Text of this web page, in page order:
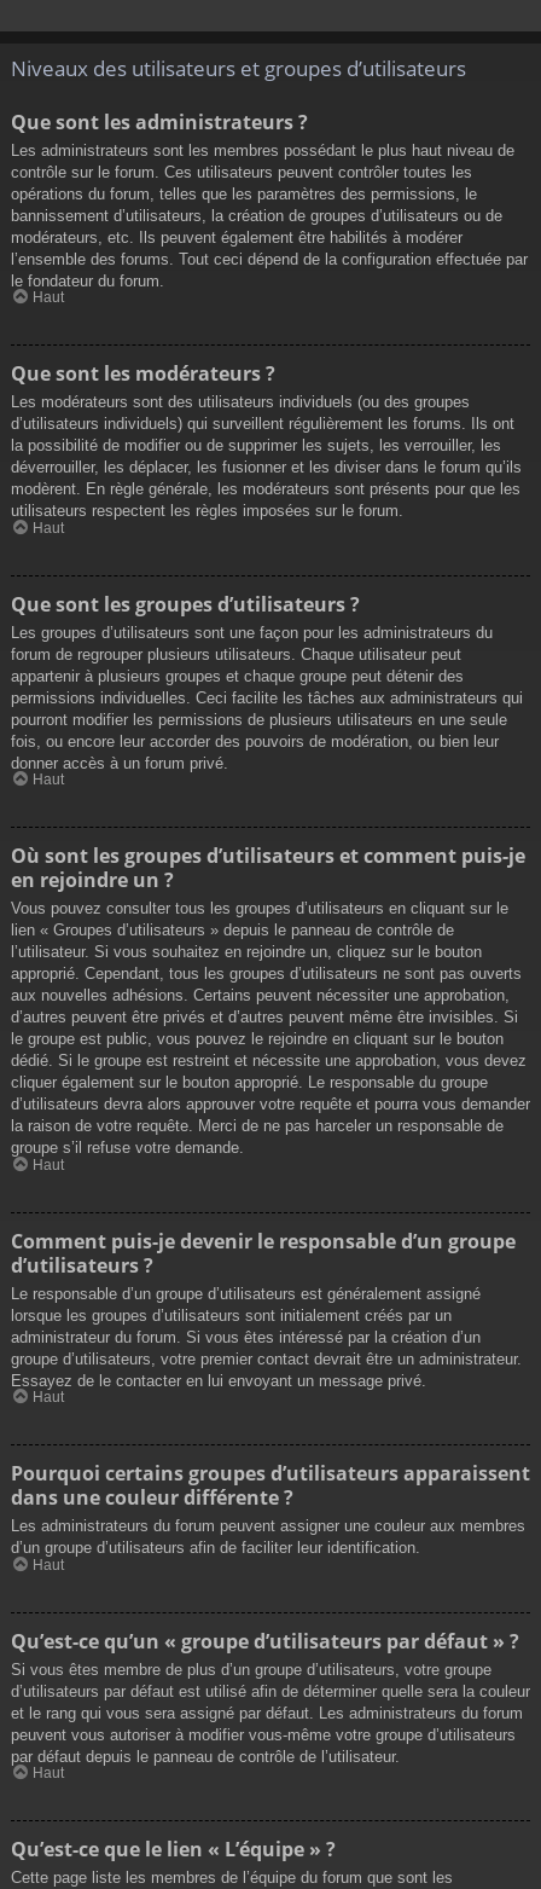
Niveaux des utilisateurs et groupes d’utilisateurs
Que sont les administrateurs ?
Les administrateurs sont les membres possédant le plus haut niveau de
contrôle sur le forum. Ces utilisateurs peuvent contrôler toutes les
opérations du forum, telles que les paramètres des permissions, le
bannissement d’utilisateurs, la création de groupes d’utilisateurs ou de
modérateurs, etc. Ils peuvent également être habilités à modérer
l’ensemble des forums. Tout ceci dépend de la configuration effectuée par
le fondateur du forum.
Haut
Que sont les modérateurs ?
Les modérateurs sont des utilisateurs individuels (ou des groupes
d’utilisateurs individuels) qui surveillent régulièrement les forums. Ils ont
la possibilité de modifier ou de supprimer les sujets, les verrouiller, les
déverrouiller, les déplacer, les fusionner et les diviser dans le forum qu’ils
modèrent. En règle générale, les modérateurs sont présents pour que les
utilisateurs respectent les règles imposées sur le forum.
Haut
Que sont les groupes d’utilisateurs ?
Les groupes d’utilisateurs sont une façon pour les administrateurs du
forum de regrouper plusieurs utilisateurs. Chaque utilisateur peut
appartenir à plusieurs groupes et chaque groupe peut détenir des
permissions individuelles. Ceci facilite les tâches aux administrateurs qui
pourront modifier les permissions de plusieurs utilisateurs en une seule
fois, ou encore leur accorder des pouvoirs de modération, ou bien leur
donner accès à un forum privé.
Haut
Où sont les groupes d’utilisateurs et comment puis-je
en rejoindre un ?
Vous pouvez consulter tous les groupes d’utilisateurs en cliquant sur le
lien « Groupes d’utilisateurs » depuis le panneau de contrôle de
l’utilisateur. Si vous souhaitez en rejoindre un, cliquez sur le bouton
approprié. Cependant, tous les groupes d’utilisateurs ne sont pas ouverts
aux nouvelles adhésions. Certains peuvent nécessiter une approbation,
d’autres peuvent être privés et d’autres peuvent même être invisibles. Si
le groupe est public, vous pouvez le rejoindre en cliquant sur le bouton
dédié. Si le groupe est restreint et nécessite une approbation, vous devez
cliquer également sur le bouton approprié. Le responsable du groupe
d’utilisateurs devra alors approuver votre requête et pourra vous demander
la raison de votre requête. Merci de ne pas harceler un responsable de
groupe s’il refuse votre demande.
Haut
Comment puis-je devenir le responsable d’un groupe
d’utilisateurs ?
Le responsable d’un groupe d’utilisateurs est généralement assigné
lorsque les groupes d’utilisateurs sont initialement créés par un
administrateur du forum. Si vous êtes intéressé par la création d’un
groupe d’utilisateurs, votre premier contact devrait être un administrateur.
Essayez de le contacter en lui envoyant un message privé.
Haut
Pourquoi certains groupes d’utilisateurs apparaissent
dans une couleur différente ?
Les administrateurs du forum peuvent assigner une couleur aux membres
d’un groupe d’utilisateurs afin de faciliter leur identification.
Haut
Qu’est-ce qu’un « groupe d’utilisateurs par défaut » ?
Si vous êtes membre de plus d’un groupe d’utilisateurs, votre groupe
d’utilisateurs par défaut est utilisé afin de déterminer quelle sera la couleur
et le rang qui vous sera assigné par défaut. Les administrateurs du forum
peuvent vous autoriser à modifier vous-même votre groupe d’utilisateurs
par défaut depuis le panneau de contrôle de l’utilisateur.
Haut
Qu’est-ce que le lien « L’équipe » ?
Cette page liste les membres de l’équipe du forum que sont les